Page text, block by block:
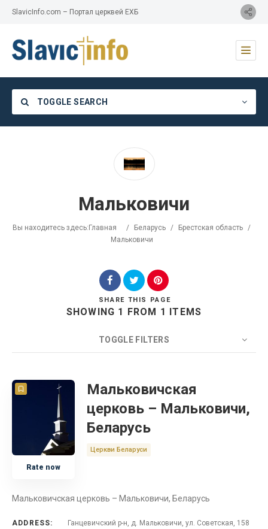
SlavicInfo.com – Портал церквей ЕХБ
TOGGLE SEARCH
Мальковичи
Вы находитесь здесь: Главная / Беларусь / Брестская область /
Мальковичи
SHARE THIS PAGE
SHOWING 1 FROM 1 ITEMS
TOGGLE FILTERS
COUNT 20
Беларусь
Церковь
Rate now
Мальковичская
церковь – Мальковичи,
Беларусь
Церкви Беларуси
Мальковичская церковь – Мальковичи, Беларусь
ADDRESS:
Ганцевичский р-н, д. Мальковичи, ул. Советская, 158